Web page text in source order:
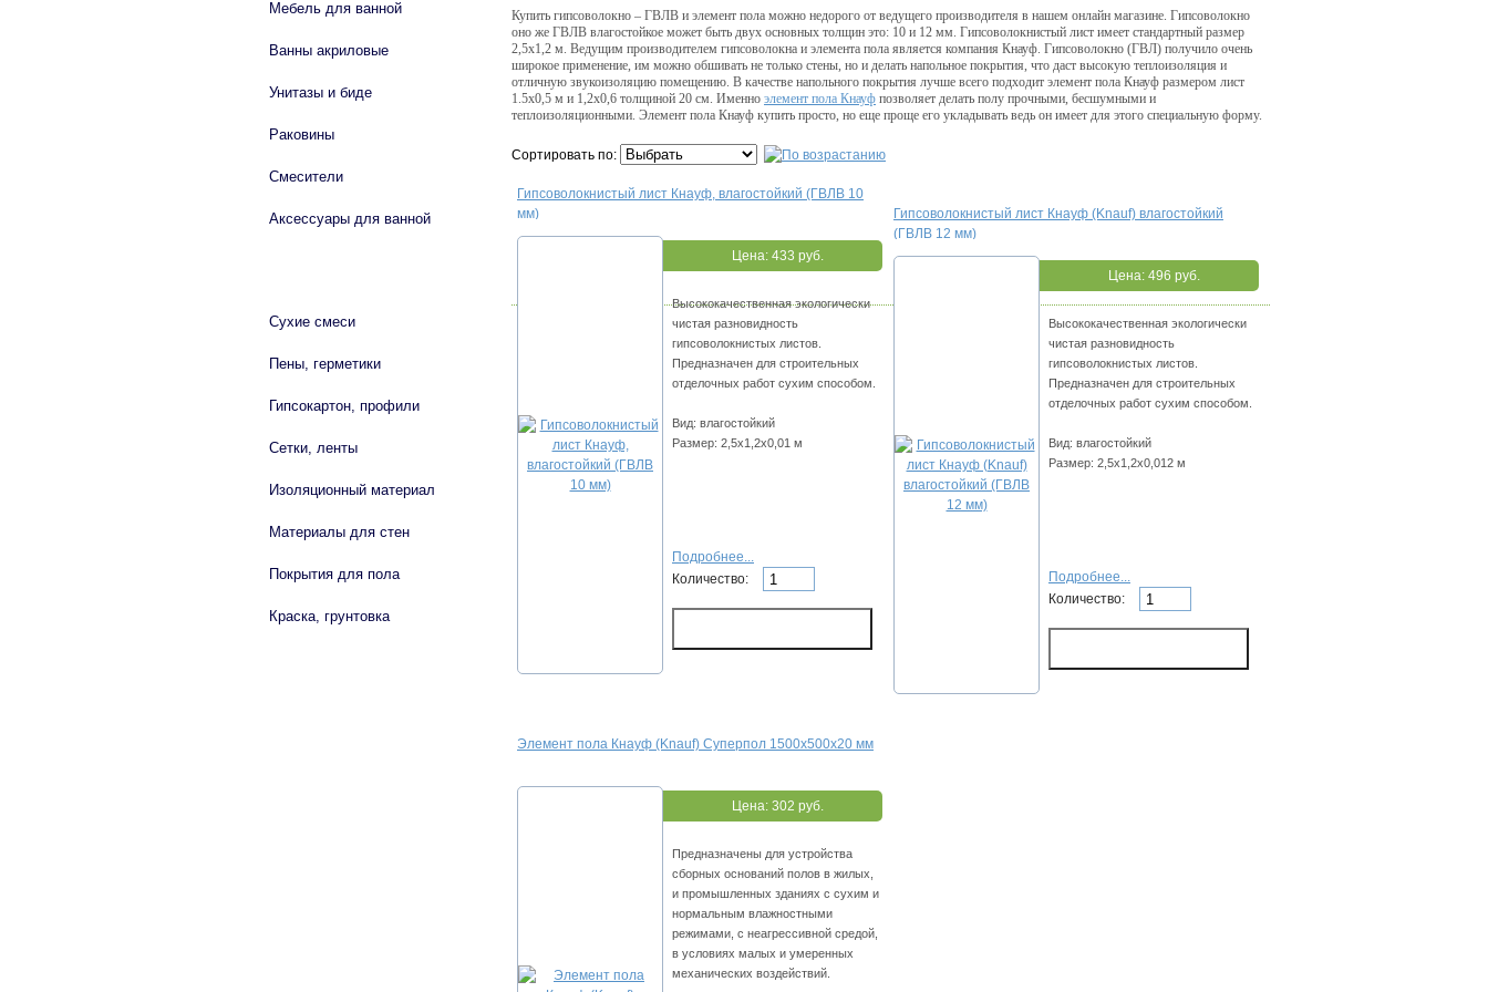
Купить гипсоволокно – ГВЛВ и элемент пола можно недорого от ведущего производителя в нашем онлайн магазине. Гипсоволокно
оно же ГВЛВ влагостойкое может быть двух основных толщин это: 10 и 12 мм. Гипсоволокнистый лист имеет стандартный размер
2,5х1,2 м. Ведущим производителем гипсоволокна и элемента пола является компания Кнауф. Гипсоволокно (ГВЛ) получило очень
широкое применение, им можно обшивать не только стены, но и делать напольное покрытия, что даст высокую теплоизоляция и
отличную звукоизоляцию помещению. В качестве напольного покрытия лучше всего подходит элемент пола Кнауф размером лист
1.5х0,5 м и 1,2х0,6 толщиной 20 см. Именно элемент пола Кнауф позволяет делать полу прочными, бесшумными и
теплоизоляционными. Элемент пола Кнауф купить просто, но еще проще его укладывать ведь он имеет для этого специальную форму.
Сортировать по:
Гипсоволокнистый лист Кнауф, влагостойкий (ГВЛВ 10
мм)
Цена: 433 руб.
Высококачественная экологически
чистая разновидность
гипсоволокнистых листов.
Предназначен для строительных
отделочных работ сухим способом.
Вид: влагостойкий
Размер: 2,5х1,2х0,01 м
Подробнее...
Количество:
Гипсоволокнистый лист Кнауф (Knauf) влагостойкий
(ГВЛВ 12 мм)
Цена: 496 руб.
Высококачественная экологически
чистая разновидность
гипсоволокнистых листов.
Предназначен для строительных
отделочных работ сухим способом.
Вид: влагостойкий
Размер: 2,5х1,2х0,012 м
Подробнее...
Количество:
Элемент пола Кнауф (Knauf) Суперпол 1500х500х20 мм
Цена: 302 руб.
Предназначены для устройства
сборных оснований полов в жилых,
и промышленных зданиях с сухим и
нормальным влажностными
режимами, с неагрессивной средой,
в условиях малых и умеренных
механических воздействий.
Мебель для ванной
Ванны акриловые
Унитазы и биде
Раковины
Смесители
Аксессуары для ванной
Сухие смеси
Пены, герметики
Гипсокартон, профили
Сетки, ленты
Изоляционный материал
Материалы для стен
Покрытия для пола
Краска, грунтовка